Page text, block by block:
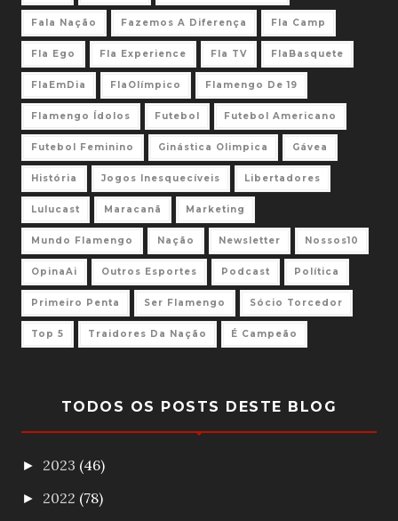
Fala Nação Fazemos A Diferença Fla Camp
Fla Ego Fla Experience Fla TV FlaBasquete
FlaEmDia FlaOlímpico Flamengo De 19
Flamengo Ídolos Futebol Futebol Americano
Futebol Feminino Ginástica Olimpica Gávea
História Jogos Inesquecíveis Libertadores
Lulucast Maracanã Marketing
Mundo Flamengo Nação Newsletter Nossos10
OpinaAi Outros Esportes Podcast Política
Primeiro Penta Ser Flamengo Sócio Torcedor
Top 5 Traidores Da Nação É Campeão
TODOS OS POSTS DESTE BLOG
► 2023 (46)
► 2022 (78)